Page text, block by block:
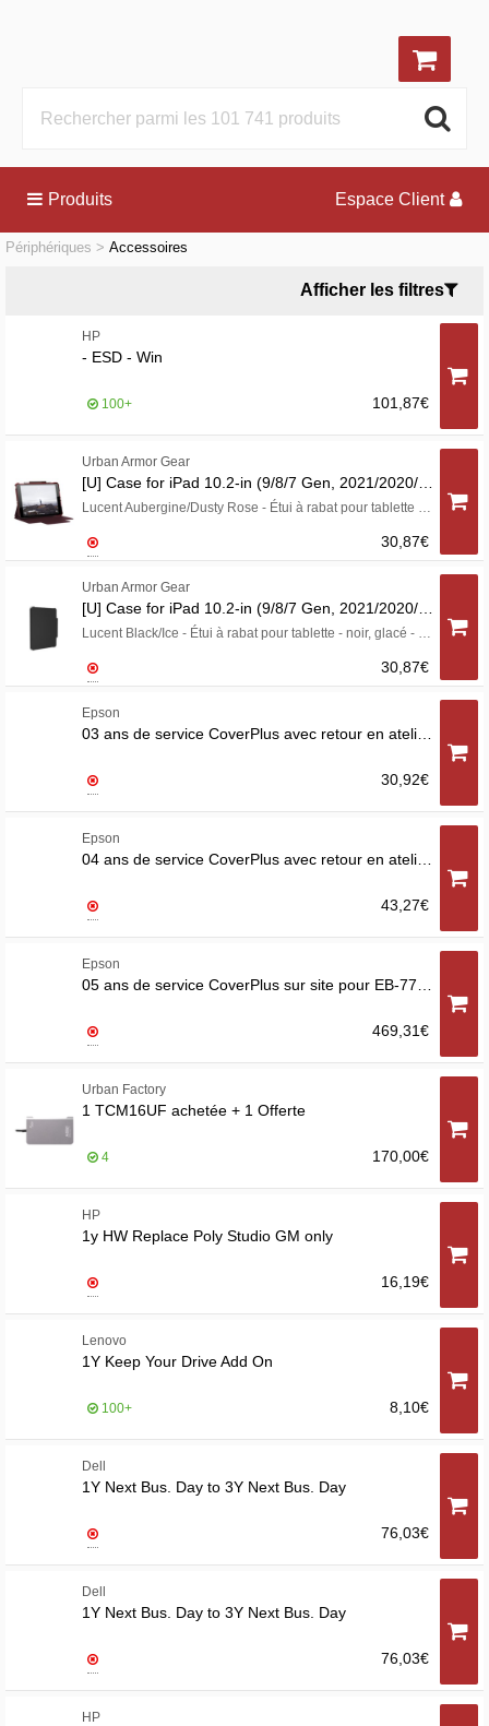
Produits Espace Client
Périphériques Accessoires
Afficher les filtres
HP
- ESD - Win
101,87€
100+
Urban Armor Gear
30,87€
Urban Armor Gear
30,87€
Epson
30,92€
Epson
43,27€
Epson
469,31€
Urban Factory
1 TCM16UF achetée + 1 Offerte
170,00€
4
HP
1y HW Replace Poly Studio GM only
16,19€
Lenovo
1Y Keep Your Drive Add On
8,10€
100+
Dell
1Y Next Bus. Day to 3Y Next Bus. Day
76,03€
Dell
1Y Next Bus. Day to 3Y Next Bus. Day
76,03€
HP